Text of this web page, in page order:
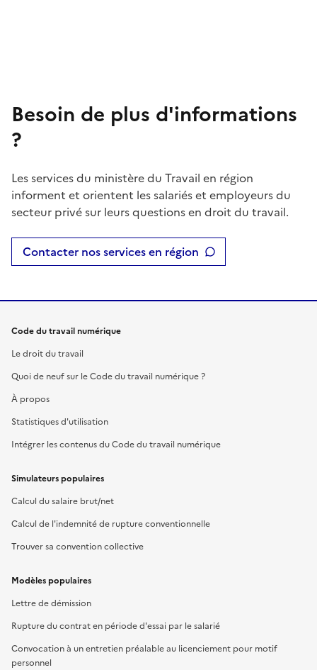
Besoin de plus d'informations
?
Les services du ministère du Travail en région
informent et orientent les salariés et employeurs du
secteur privé sur leurs questions en droit du travail.
Contacter nos services en région
Code du travail numérique
Le droit du travail
Quoi de neuf sur le Code du travail numérique ?
À propos
Statistiques d'utilisation
Intégrer les contenus du Code du travail numérique
Simulateurs populaires
Calcul du salaire brut/net
Calcul de l'indemnité de rupture conventionnelle
Trouver sa convention collective
Modèles populaires
Lettre de démission
Rupture du contrat en période d'essai par le salarié
Convocation à un entretien préalable au licenciement pour motif
personnel